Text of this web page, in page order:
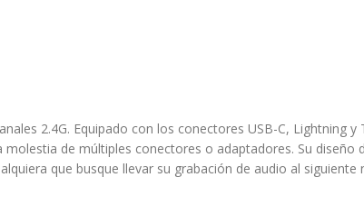
2.4G. Equipado con los conectores USB-C, Lightning
de múltiples conectores o adaptadores. Su
que busque llevar su grabación de audio al siguiente